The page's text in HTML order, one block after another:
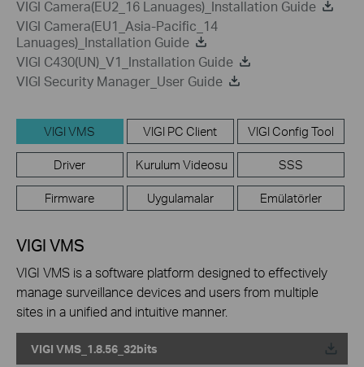
VIGI Camera(EU2_16 Lanuages)_Installation Guide
VIGI Camera(EU1_Asia-Pacific_14
Lanuages)_Installation Guide
VIGI C430(UN)_V1_Installation Guide
VIGI Security Manager_User Guide
VIGI VMS VIGI PC Client VIGI Config Tool
Driver Kurulum Videosu SSS
Firmware Uygulamalar Emülatörler
VIGI VMS
VIGI VMS is a software platform designed to effectively
manage surveillance devices and users from multiple
sites in a unified and intuitive manner.
VIGI VMS_1.8.56_32bits